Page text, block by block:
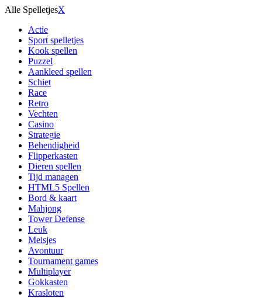
Alle SpelletjesX
Actie
Sport spelletjes
Kook spellen
Puzzel
Aankleed spellen
Schiet
Race
Retro
Vechten
Casino
Strategie
Behendigheid
Flipperkasten
Dieren spellen
Tijd managen
HTML5 Spellen
Bord & kaart
Mahjong
Tower Defense
Leuk
Meisjes
Avontuur
Tournament games
Multiplayer
Gokkasten
Krasloten